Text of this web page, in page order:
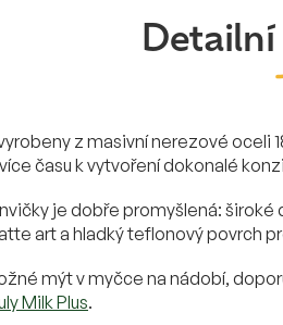
z masivní nerezové
času k vytvoření dokonalé
je dobře promyšlená:
art a hladký teflonový povrch
mýt v myčce na nádobí,
Milk Plus.